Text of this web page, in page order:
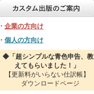
・ 企業の方向け
・ 個人の方向け
◆「超シンプルな青色申告、教
えてもらいました！」
【更新料がいらない仕訳帳】
ダウンロードページ